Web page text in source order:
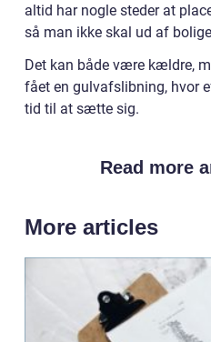
altid har nogle steder at
så man ikke skal ud af
Det kan både være kældre,
fået en gulvafslibning, hvor
tid til at sætte sig.
Read more
More articles